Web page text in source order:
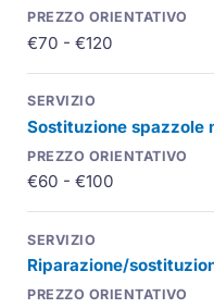
€70 - €120
Sostituzione spazzole
€60 - €100
Riparazione/